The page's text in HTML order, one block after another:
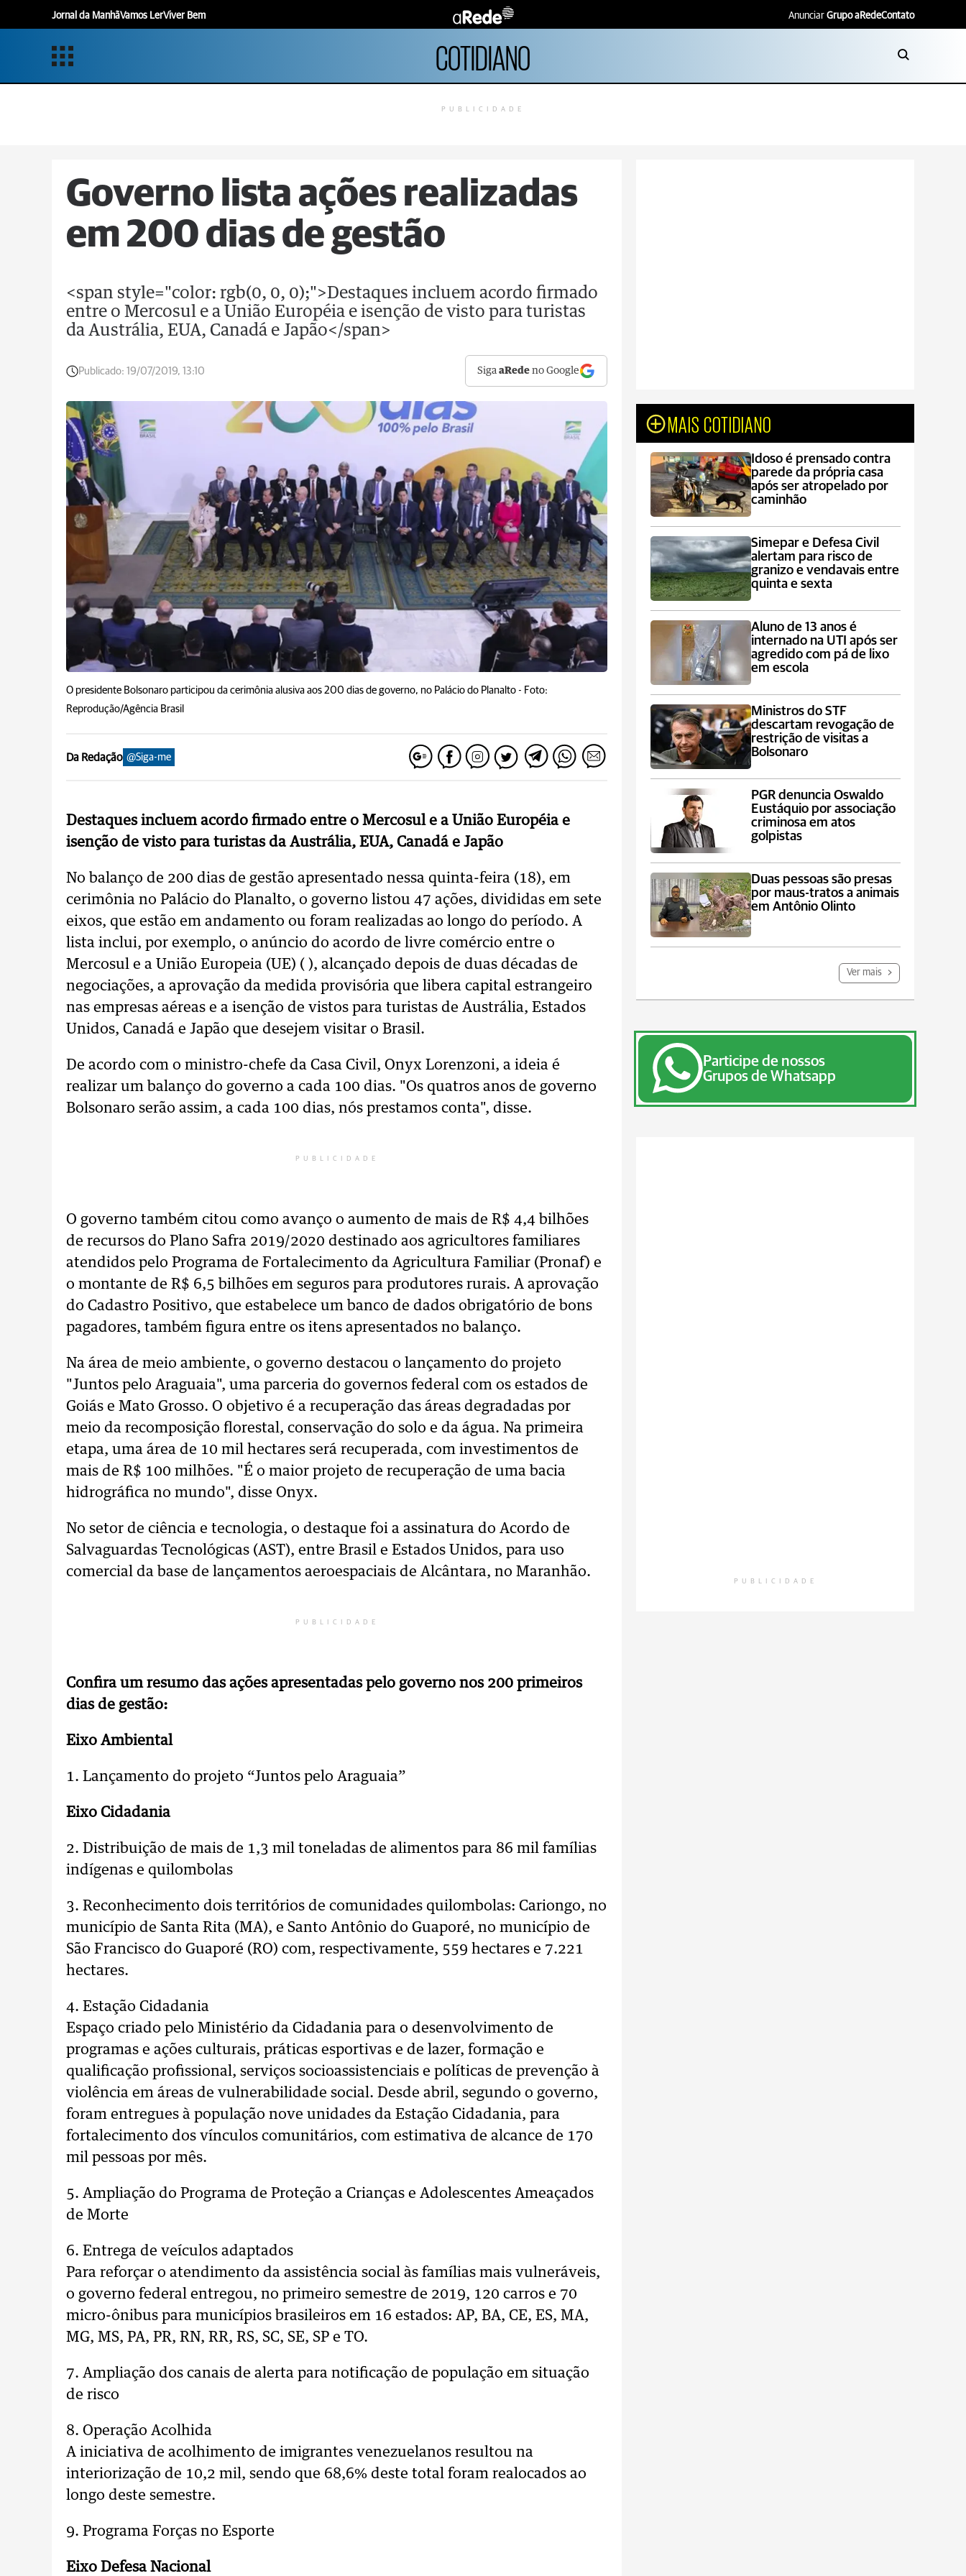
Jornal da ManhãVamos LerViver Bem Anunciar Grupo aRedeContato
COTIDIANO
PUBLICIDADE
Governo lista ações realizadas
em 200 dias de gestão
<span style="color: rgb(0, 0, 0);">Destaques incluem acordo firmado
entre o Mercosul e a União Européia e isenção de visto para turistas
da Austrália, EUA, Canadá e Japão</span>
Publicado: 19/07/2019, 13:10 SigaaRede no Google
O presidente Bolsonaro participou da cerimônia alusiva aos 200 dias de governo, no Palácio do Planalto - Foto:
Reprodução/Agência Brasil
Da Redação @Siga-me
Destaques incluem acordo firmado entre o Mercosul e a União Européia e
isenção de visto para turistas da Austrália, EUA, Canadá e Japão
No balanço de 200 dias de gestão apresentado nessa quinta-feira (18), em
cerimônia no Palácio do Planalto, o governo listou 47 ações, divididas em sete
eixos, que estão em andamento ou foram realizadas ao longo do período. A
lista inclui, por exemplo, o anúncio do acordo de livre comércio entre o
Mercosul e a União Europeia (UE) ( ), alcançado depois de duas décadas de
negociações, a aprovação da medida provisória que libera capital estrangeiro
nas empresas aéreas e a isenção de vistos para turistas de Austrália, Estados
Unidos, Canadá e Japão que desejem visitar o Brasil.
De acordo com o ministro-chefe da Casa Civil, Onyx Lorenzoni, a ideia é
realizar um balanço do governo a cada 100 dias. "Os quatros anos de governo
Bolsonaro serão assim, a cada 100 dias, nós prestamos conta", disse.
PUBLICIDADE
O governo também citou como avanço o aumento de mais de R$ 4,4 bilhões
de recursos do Plano Safra 2019/2020 destinado aos agricultores familiares
atendidos pelo Programa de Fortalecimento da Agricultura Familiar (Pronaf) e
o montante de R$ 6,5 bilhões em seguros para produtores rurais. A aprovação
do Cadastro Positivo, que estabelece um banco de dados obrigatório de bons
pagadores, também figura entre os itens apresentados no balanço.
Na área de meio ambiente, o governo destacou o lançamento do projeto
"Juntos pelo Araguaia", uma parceria do governos federal com os estados de
Goiás e Mato Grosso. O objetivo é a recuperação das áreas degradadas por
meio da recomposição florestal, conservação do solo e da água. Na primeira
etapa, uma área de 10 mil hectares será recuperada, com investimentos de
mais de R$ 100 milhões. "É o maior projeto de recuperação de uma bacia
hidrográfica no mundo", disse Onyx.
No setor de ciência e tecnologia, o destaque foi a assinatura do Acordo de
Salvaguardas Tecnológicas (AST), entre Brasil e Estados Unidos, para uso
comercial da base de lançamentos aeroespaciais de Alcântara, no Maranhão.
PUBLICIDADE
Confira um resumo das ações apresentadas pelo governo nos 200 primeiros
dias de gestão:
Eixo Ambiental
1. Lançamento do projeto “Juntos pelo Araguaia”
Eixo Cidadania
2. Distribuição de mais de 1,3 mil toneladas de alimentos para 86 mil famílias
indígenas e quilombolas
3. Reconhecimento dois territórios de comunidades quilombolas: Cariongo, no
município de Santa Rita (MA), e Santo Antônio do Guaporé, no município de
São Francisco do Guaporé (RO) com, respectivamente, 559 hectares e 7.221
hectares.
4. Estação Cidadania
Espaço criado pelo Ministério da Cidadania para o desenvolvimento de
programas e ações culturais, práticas esportivas e de lazer, formação e
qualificação profissional, serviços socioassistenciais e políticas de prevenção à
violência em áreas de vulnerabilidade social. Desde abril, segundo o governo,
foram entregues à população nove unidades da Estação Cidadania, para
fortalecimento dos vínculos comunitários, com estimativa de alcance de 170
mil pessoas por mês.
5. Ampliação do Programa de Proteção a Crianças e Adolescentes Ameaçados
de Morte
6. Entrega de veículos adaptados
Para reforçar o atendimento da assistência social às famílias mais vulneráveis,
o governo federal entregou, no primeiro semestre de 2019, 120 carros e 70
micro-ônibus para municípios brasileiros em 16 estados: AP, BA, CE, ES, MA,
MG, MS, PA, PR, RN, RR, RS, SC, SE, SP e TO.
7. Ampliação dos canais de alerta para notificação de população em situação
de risco
8. Operação Acolhida
A iniciativa de acolhimento de imigrantes venezuelanos resultou na
interiorização de 10,2 mil, sendo que 68,6% deste total foram realocados ao
longo deste semestre.
9. Programa Forças no Esporte
Eixo Defesa Nacional
MAIS COTIDIANO
Idoso é prensado contra
parede da própria casa
após ser atropelado por
caminhão
Simepar e Defesa Civil
alertam para risco de
granizo e vendavais entre
quinta e sexta
Aluno de 13 anos é
internado na UTI após ser
agredido com pá de lixo
em escola
Ministros do STF
descartam revogação de
restrição de visitas a
Bolsonaro
PGR denuncia Oswaldo
Eustáquio por associação
criminosa em atos
golpistas
Duas pessoas são presas
por maus-tratos a animais
em Antônio Olinto
Ver mais
Participe de nossos
Grupos de Whatsapp
PUBLICIDADE